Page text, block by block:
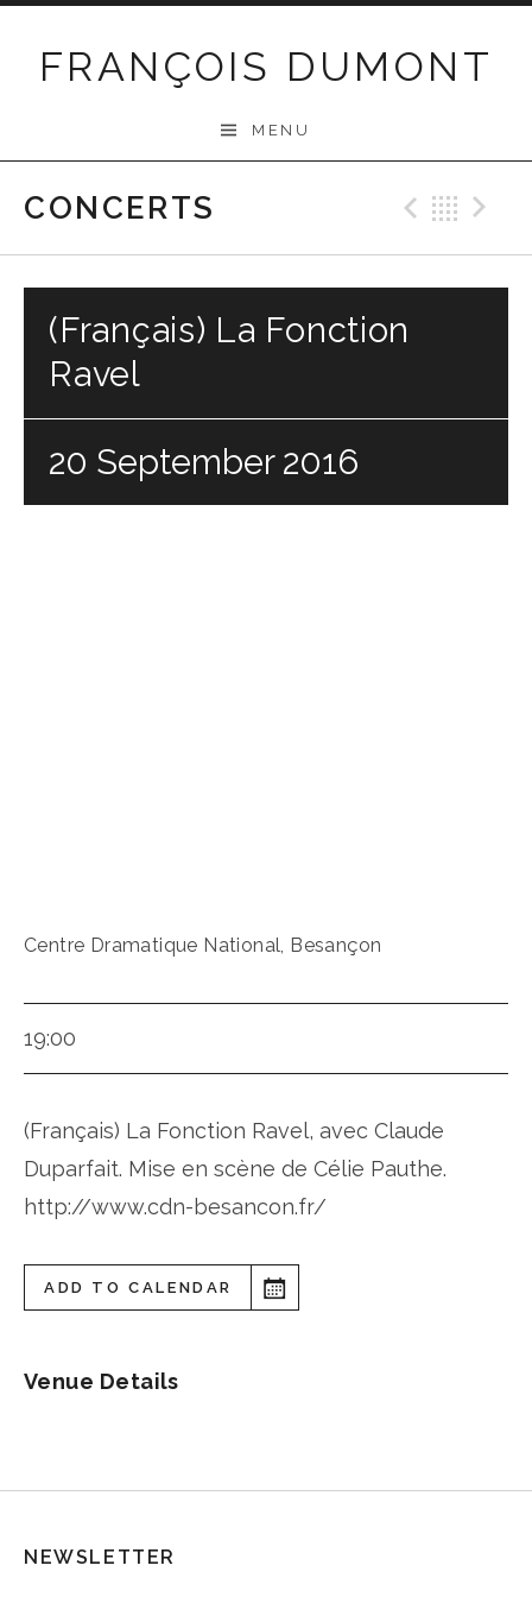
FRANÇOIS DUMONT
MENU
CONCERTS
(Français) La Fonction
Ravel
20 September 2016
Centre Dramatique National, Besançon
19:00
(Français) La Fonction Ravel, avec Claude
Duparfait. Mise en scène de Célie Pauthe.
http://www.cdn-besancon.fr/
ADD TO CALENDAR
Venue Details
NEWSLETTER